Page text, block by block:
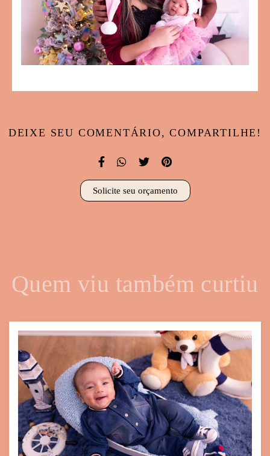
DEIXE SEU COMENTÁRIO, COMPARTILHE!
Solicite seu orçamento
Quem viu também curtiu